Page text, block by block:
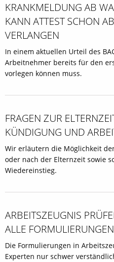
KRANKMELDUNG AB
KANN ATTEST SCHON
VERLANGEN
In einem aktuellen Urteil des
Arbeitnehmer bereits für den
vorlegen können muss.
FRAGEN ZUR
KÜNDIGUNG UND
Wir erläutern die Möglichkeit
oder nach der Elternzeit sowie
Wiedereinstieg.
ARBEITSZEUGNIS
ALLE FORMULIERUNGEN
Die Formulierungen in
Experten nur schwer